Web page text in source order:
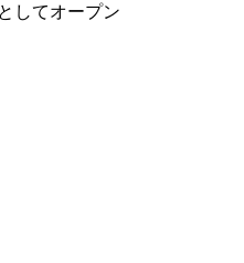
してオープン